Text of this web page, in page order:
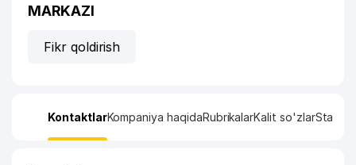
MARKAZI
Fikr qoldirish
KontaktlarKompaniya haqidaRubrikalarKalit so'zlar